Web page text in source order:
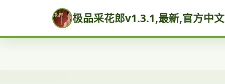
极品采花郎v1.3.1,最新,官方中